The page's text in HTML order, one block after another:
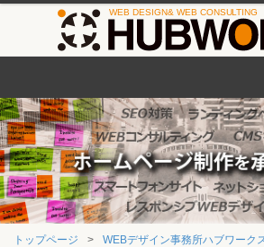
トップページ
WEBデザイン事務所ハブワーク